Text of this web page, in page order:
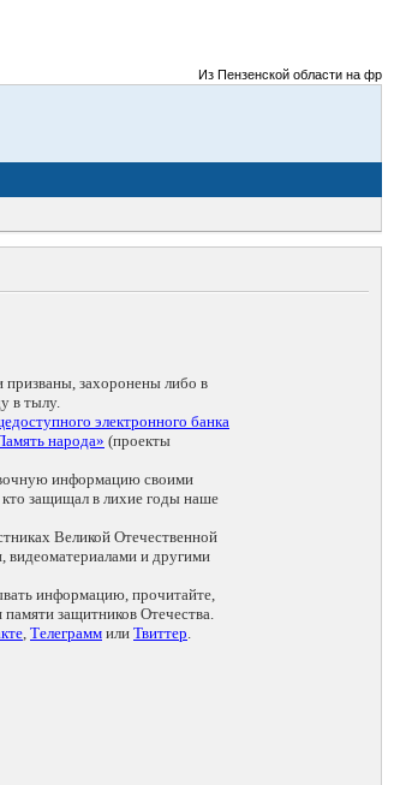
Из Пензенской области на фронты
захоронены либо в
в тылу.
электронного банка
народа» (проекты
информацию своими
защищал в лихие годы наше
Великой Отечественной
и другими
информацию, прочитайте,
защитников Отечества.
, Телеграмм или Твиттер.